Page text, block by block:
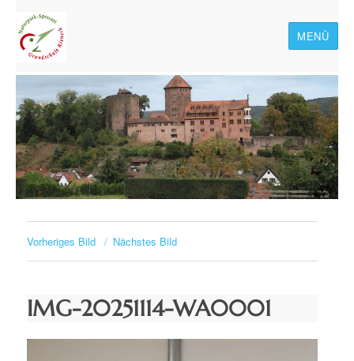
MENÜ
Vorheriges Bild Nächstes Bild
IMG-20251114-WA0001